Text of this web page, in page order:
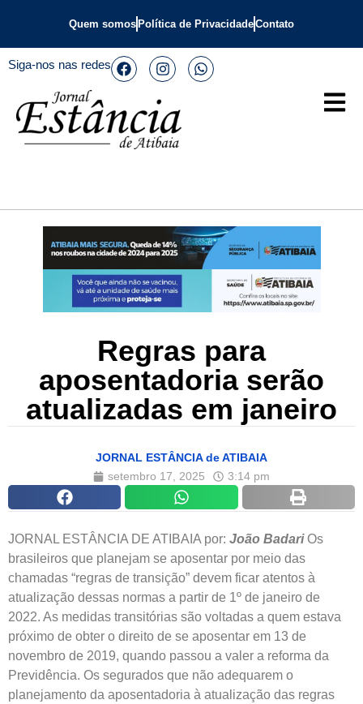
Quem somos Política de PrivacidadeContato
Siga-nos nas redes
Regras para
aposentadoria serão
atualizadas em janeiro
JORNAL ESTÂNCIA de ATIBAIA
setembro 17, 2025
3:14 pm
JORNAL ESTÂNCIA DE ATIBAIA por: João BadariOs
brasileiros que planejam se aposentar por meio das
chamadas “regras de transição” devem ficar atentos à
atualização dessas normas a partir de 1º de janeiro de
2022. As medidas transitórias são voltadas a quem estava
próximo de obter o direito de se aposentar em 13 de
novembro de 2019, quando passou a valer a reforma da
Previdência. Os segurados que não adequarem o
planejamento da aposentadoria à atualização das regras